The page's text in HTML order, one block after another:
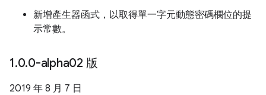
新增產生器函式，以取得單一字元動態密碼欄位的提
示常數。
1.0.0-alpha02 版
2019 年 8 月 7 日